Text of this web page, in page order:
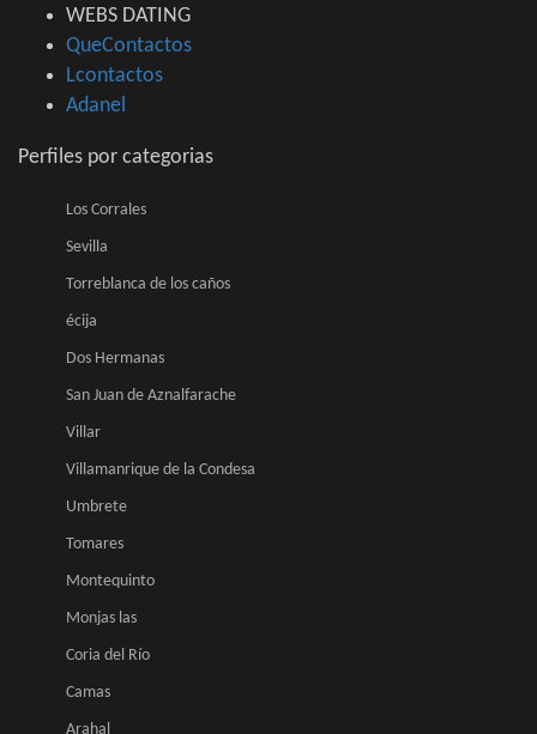
WEBS DATING
QueContactos
Lcontactos
Adanel
Perfiles por categorias
Los Corrales
Sevilla
Torreblanca de los caños
écija
Dos Hermanas
San Juan de Aznalfarache
Villar
Villamanrique de la Condesa
Umbrete
Tomares
Montequinto
Monjas las
Coria del Río
Camas
Arahal